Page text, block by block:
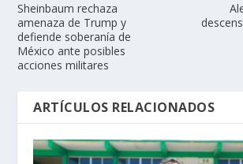
Sheinbaum rechaza
amenaza de Trump y
defiende soberanía de
México ante posibles
acciones militares
ARTÍCULOS RELACIONADOS